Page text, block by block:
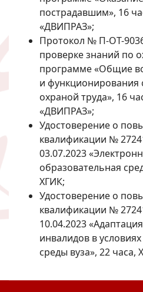
пострадавшим», 16
«ДВИПРАЗ»;
Протокол № П-ОТ-
проверке знаний по
программе «Общие
и функционирования
охраной труда», 16
«ДВИПРАЗ»;
Удостоверение о
квалификации №
03.07.2023
образовательная
ХГИК;
Удостоверение о
квалификации №
10.04.2023
инвалидов в
среды вуза», 22 часа,